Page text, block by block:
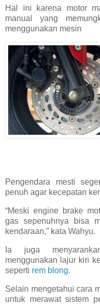
Hal ini karena motor
manual yang
menggunakan mesin
Pengendara mesti
penuh agar kecepatan
“Meski engine brake
gas sepenuhnya bisa
kendaraan,” kata Wahyu.
Ia juga
menggunakan lajur kiri
seperti rem blong.
Selain mengetahui cara
untuk merawat sistem